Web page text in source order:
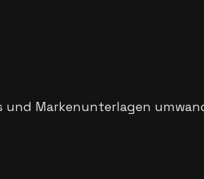
und Markenunterlagen